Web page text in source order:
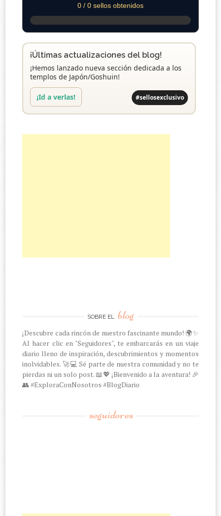
0 / 0 sellos obtenidos
¡Últimas actualizaciones del blog!
¡Hemos lanzado nueva sección dedicada a los
templos de Japón/Goshuin!
¡Id a verlas! #sellosexclusivo
SOBRE EL blog
¡Descubre cada rincón de nuestro fascinante mundo! 🌍✨
Al hacer clic en "Seguidores", te embarcarás en un viaje
diario lleno de inspiración, descubrimientos y momentos
inolvidables. 🚀💻 Sé parte de nuestra comunidad y no te
pierdas ni un solo post. 📖💖 ¡Bienvenido a la aventura! 🎉
👥 #ExploraConNosotros #BlogDiario
seguidores